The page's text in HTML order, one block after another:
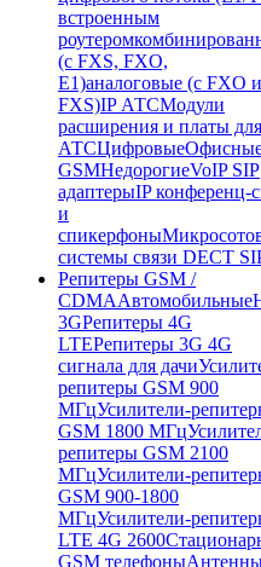
встроенным
роутером
(c FXS, FXO,
E1)аналоговые (с FXO и
FXS)IP АТСМодули
расширения и платы
АТСЦифровые
GSMНедорогиеVoIP SIP
адаптерыIP конференц-
и
спикерфоны
системы связи DECT
Репитеры GSM /
CDMAАвтомобильные
3GРепитеры 4G
LTEРепитеры 3G 4G
сигнала для дачи
репитеры GSM 900
МГцУсилители-
GSM 1800 МГц
репитеры GSM 2100
МГцУсилители-
GSM 900-1800
МГцУсилители-
LTE 4G 2600
GSM телефоны